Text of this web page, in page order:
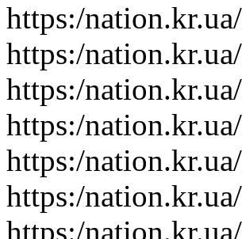
https:/
https:/
https:/
https:/
https:/
https:/
https:/